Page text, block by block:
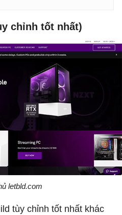
chỉnh tốt nhất)
letbld.com
tùy chỉnh tốt nhất khác